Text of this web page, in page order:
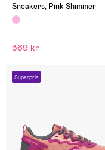
Sneakers, Pink Shimmer
369 kr
Superpris